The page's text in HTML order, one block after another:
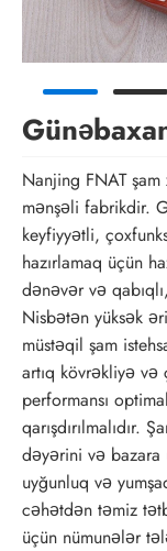
Nanjing FNAT şam
mənşəli fabrikdir.
keyfiyyətli,
hazırlamaq üçün
dənəvər və
Nisbətən yüksək
müstəqil şam
artıq kövrəkliyə
performansı
qarışdırılmalıdır.
dəyərini və bazara
uyğunluq və
cəhətdən təmiz
üçün nümunələr